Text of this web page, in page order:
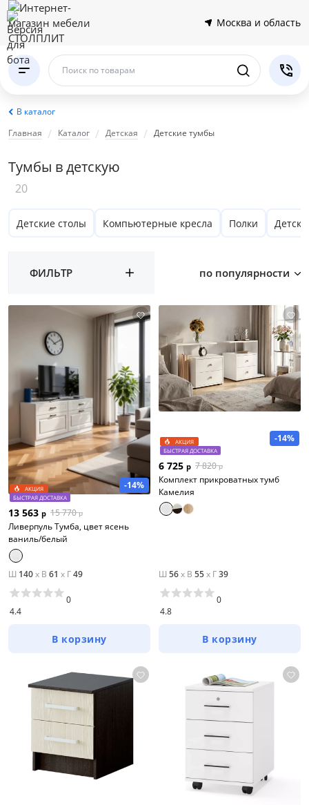
Москва и область
Поиск по товарам
В каталог
Главная
Каталог Детская Детские тумбы
Тумбы в детскую
20
Детские столы Компьютерные кресла Полки
ФИЛЬТР по популярности
-14%
АКЦИЯ
БЫСТРАЯ ДОСТАВКА
13 563 р 15 770 р
Ливерпуль Тумба, цвет ясень
ваниль/белый
Ш 140x В 61 x Г49
4.4
0
В корзину
-14%
АКЦИЯ
БЫСТРАЯ ДОСТАВКА
6 725 р 7 820 р
Комплект прикроватных тумб
Камелия
Ш 56x В 55x Г39
4.8
0
В корзину